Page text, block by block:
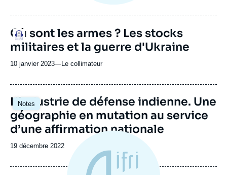
Logo
URL
de
Spotify
Où sont les armes ? Les stocks
militaires et la guerre d'Ukraine
10 janvier 2023—Nom
journal,
ou
émission
Le collimateur
Notes
Image
principale
L’industrie de défense indienne. Une
géographie en mutation au service
d’une affirmation nationale
Date
publication
19 décembre 2022